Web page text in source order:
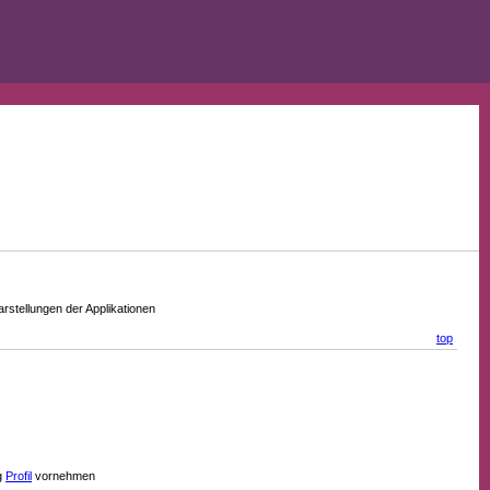
der Applikationen
top
Profil vornehmen